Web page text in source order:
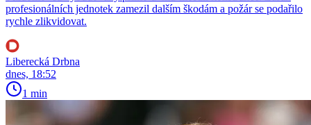
profesionálních jednotek zamezil dalším škodám a požár se podařilo
rychle zlikvidovat.
Liberecká Drbna
dnes, 18:52
1 min